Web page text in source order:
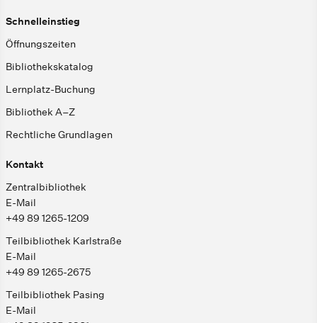
Schnelleinstieg
Öffnungszeiten
Bibliothekskatalog
Lernplatz-Buchung
Bibliothek A–Z
Rechtliche Grundlagen
Kontakt
Zentralbibliothek
E-Mail
+49 89 1265-1209
Teilbibliothek Karlstraße
E-Mail
+49 89 1265-2675
Teilbibliothek Pasing
E-Mail